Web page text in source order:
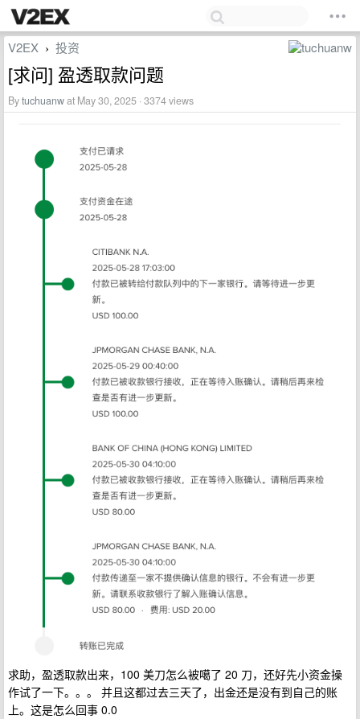
V2EX › 投资
[求问] 盈透取款问题
Bytuchuanwat May 30, 2025 · 3374 views
求助，盈透取款出来，100 美刀怎么被噶了 20 刀，还好先小资金操
作试了一下。。。 并且这都过去三天了，出金还是没有到自己的账
上。这是怎么回事 0.0